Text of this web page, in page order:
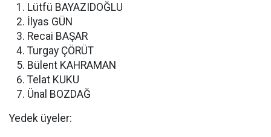
Lütfü BAYAZIDOĞLU
İlyas GÜN
Recai BAŞAR
Turgay ÇÖRÜT
Bülent KAHRAMAN
Telat KUKU
Ünal BOZDAĞ
Yedek üyeler: